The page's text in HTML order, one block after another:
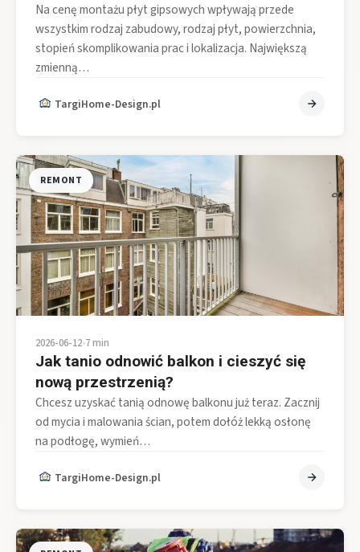
Na cenę montażu płyt gipsowych wpływają przede
wszystkim rodzaj zabudowy, rodzaj płyt, powierzchnia,
stopień skomplikowania prac i lokalizacja. Największą
zmienną…
TargiHome-Design.pl
REMONT
2026-06-12•7 min
Jak tanio odnowić balkon i cieszyć się
nową przestrzenią?
Chcesz uzyskać tanią odnowę balkonu już teraz. Zacznij
od mycia i malowania ścian, potem dołóż lekką osłonę
na podłogę, wymień…
TargiHome-Design.pl